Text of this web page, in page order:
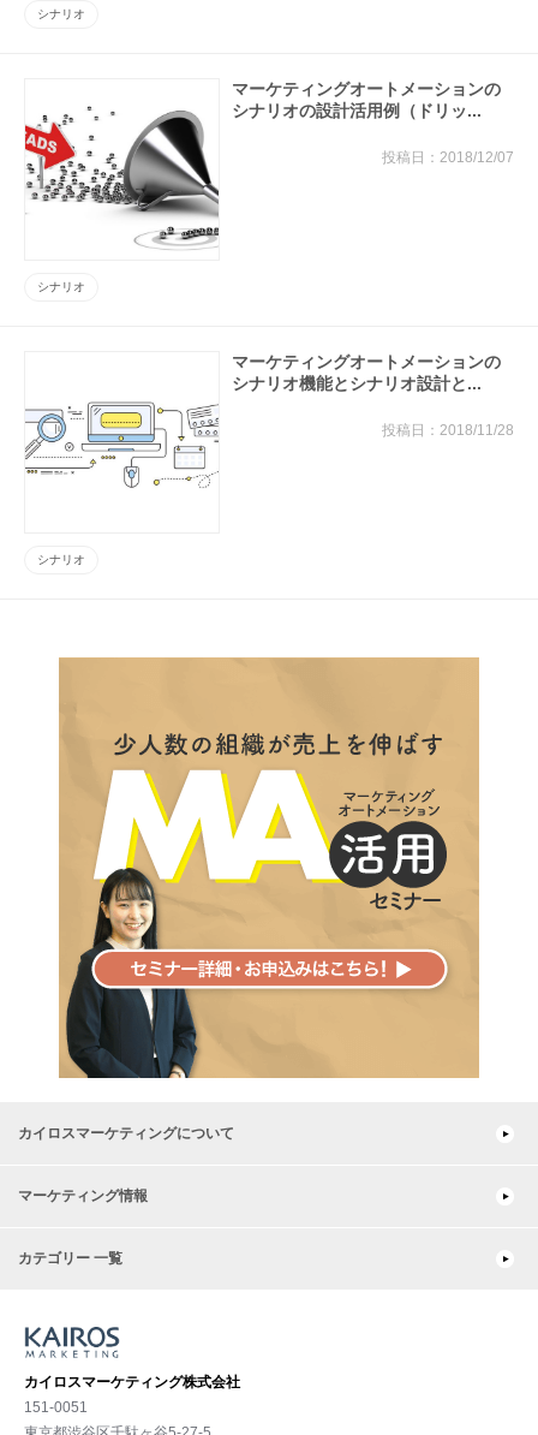
シナリオ
マーケティングオートメーションの
シナリオの設計活用例（ドリッ...
2018/12/07
シナリオ
マーケティングオートメーションの
シナリオ機能とシナリオ設計と...
2018/11/28
シナリオ
カイロスマーケティングについて
マーケティング情報
カテゴリー 一覧
カイロスマーケティング株式会社
151-0051